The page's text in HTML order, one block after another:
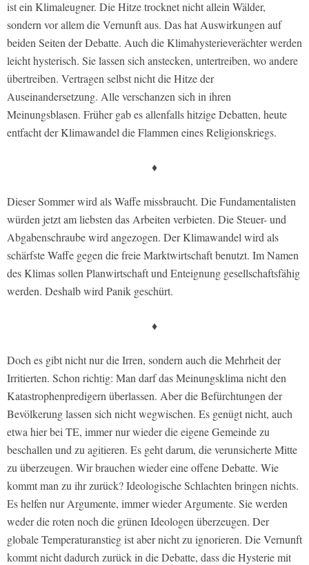
ist ein Klimaleugner. Die Hitze trocknet nicht allein Wälder,
sondern vor allem die Vernunft aus. Das hat Auswirkungen auf
beiden Seiten der Debatte. Auch die Klimahysterieverächter werden
leicht hysterisch. Sie lassen sich anstecken, untertreiben, wo andere
übertreiben. Vertragen selbst nicht die Hitze der
Auseinandersetzung. Alle verschanzen sich in ihren
Meinungsblasen. Früher gab es allenfalls hitzige Debatten, heute
entfacht der Klimawandel die Flammen eines Religionskriegs.
♦
Dieser Sommer wird als Waffe missbraucht. Die Fundamentalisten
würden jetzt am liebsten das Arbeiten verbieten. Die Steuer- und
Abgabenschraube wird angezogen. Der Klimawandel wird als
schärfste Waffe gegen die freie Marktwirtschaft benutzt. Im Namen
des Klimas sollen Planwirtschaft und Enteignung gesellschaftsfähig
werden. Deshalb wird Panik geschürt.
♦
Doch es gibt nicht nur die Irren, sondern auch die Mehrheit der
Irritierten. Schon richtig: Man darf das Meinungsklima nicht den
Katastrophenpredigern überlassen. Aber die Befürchtungen der
Bevölkerung lassen sich nicht wegwischen. Es genügt nicht, auch
etwa hier bei TE, immer nur wieder die eigene Gemeinde zu
beschallen und zu agitieren. Es geht darum, die verunsicherte Mitte
zu überzeugen. Wir brauchen wieder eine offene Debatte. Wie
kommt man zu ihr zurück? Ideologische Schlachten bringen nichts.
Es helfen nur Argumente, immer wieder Argumente. Sie werden
weder die roten noch die grünen Ideologen überzeugen. Der
globale Temperaturanstieg ist aber nicht zu ignorieren. Die Vernunft
kommt nicht dadurch zurück in die Debatte, dass die Hysterie mit